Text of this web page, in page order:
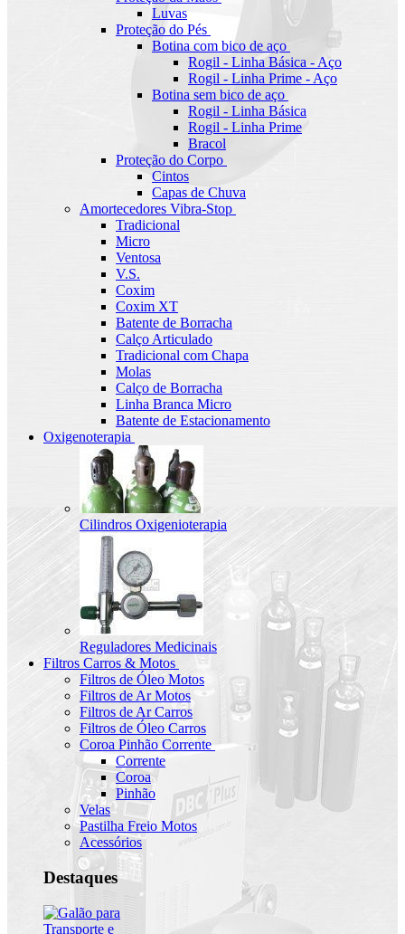
Luvas
Proteção do Pés
Botina com bico de aço
Rogil - Linha Básica - Aço
Rogil - Linha Prime - Aço
Botina sem bico de aço
Rogil - Linha Básica
Rogil - Linha Prime
Bracol
Proteção do Corpo
Cintos
Capas de Chuva
Amortecedores Vibra-Stop
Tradicional
Micro
Ventosa
V.S.
Coxim
Coxim XT
Batente de Borracha
Calço Articulado
Tradicional com Chapa
Molas
Calço de Borracha
Linha Branca Micro
Batente de Estacionamento
Oxigenoterapia
Cilindros Oxigenioterapia
Reguladores Medicinais
Filtros Carros & Motos
Filtros de Óleo Motos
Filtros de Ar Motos
Filtros de Ar Carros
Filtros de Óleo Carros
Coroa Pinhão Corrente
Corrente
Coroa
Pinhão
Velas
Pastilha Freio Motos
Acessórios
Destaques